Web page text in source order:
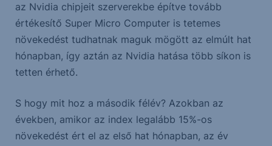
az Nvidia chipjeit szerverekbe építve tovább
értékesítő Super Micro Computer is tetemes
növekedést tudhatnak maguk mögött az elmúlt hat
hónapban, így aztán az Nvidia hatása több síkon is
tetten érhető.
S hogy mit hoz a második félév? Azokban az
években, amikor az index legalább 15%-os
növekedést ért el az első hat hónapban, az év